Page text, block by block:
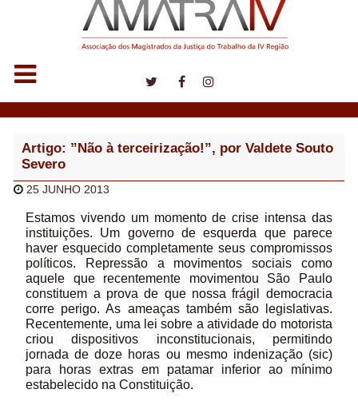
Artigo: ”Não à terceirização!”, por Valdete Souto
Severo
25 JUNHO 2013
Estamos vivendo um momento de crise intensa das
instituições. Um governo de esquerda que parece
haver esquecido completamente seus compromissos
políticos. Repressão a movimentos sociais como
aquele que recentemente movimentou São Paulo
constituem a prova de que nossa frágil democracia
corre perigo. As ameaças também são legislativas.
Recentemente, uma lei sobre a atividade do motorista
criou dispositivos inconstitucionais, permitindo
jornada de doze horas ou mesmo indenização (sic)
para horas extras em patamar inferior ao mínimo
estabelecido na Constituição.